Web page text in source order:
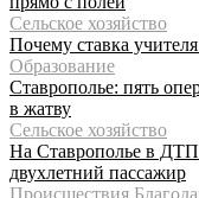
Сельское хозяйство
Почему ставка
Образование
Ставрополье: пять
в жатву
Сельское хозяйство
На Ставрополье в ДТП
двухлетний пассажир
Происшествия